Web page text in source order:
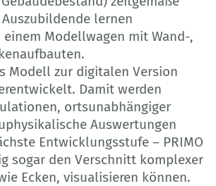
lernen
Modellwagen mit Wand-,
Modell zur digitalen Version
Damit werden
ortsunabhängiger
Auswertungen
Entwicklungsstufe – PRIMO
sogar den Verschnitt komplexer
Ecken, visualisieren können.